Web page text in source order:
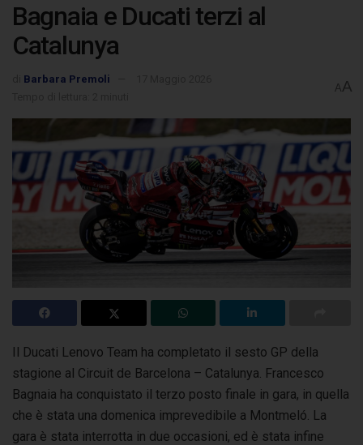
Bagnaia e Ducati terzi al
Catalunya
Barbara Premoli
AA
Il Ducati Lenovo Team ha completato il sesto GP della
stagione al Circuit de Barcelona – Catalunya. Francesco
Bagnaia ha conquistato il terzo posto finale in gara, in quella
che è stata una domenica imprevedibile a Montmeló. La
gara è stata interrotta in due occasioni, ed è stata infine